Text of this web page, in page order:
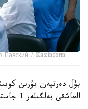
Павский / Kazinform
العاشقى بەلگىلەر 1 جاستان-اق بايقالا باستاعان.